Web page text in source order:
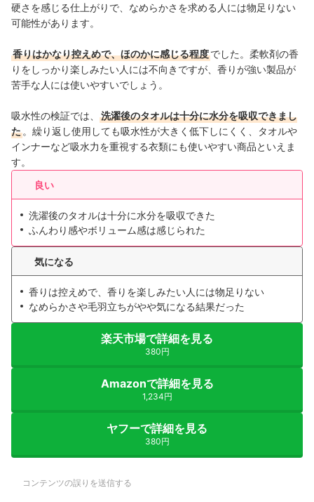
硬さを感じる仕上がりで、なめらかさを求める人には物足りない
可能性があります。
香りはかなり控えめで、ほのかに感じる程度でした。柔軟剤の香
りをしっかり楽しみたい人には不向きですが、香りが強い製品が
苦手な人には使いやすいでしょう。
吸水性の検証では、
洗濯後のタオルは十分に水分を吸収できまし
た 。繰り返し使用しても吸水性が大きく低下しにくく、タオルや
インナーなど吸水力を重視する衣類にも使いやすい商品といえま
す。
良い
洗濯後のタオルは十分に水分を吸収できた
ふんわり感やボリューム感は感じられた
気になる
香りは控えめで、香りを楽しみたい人には物足りない
なめらかさや毛羽立ちがやや気になる結果だった
楽天市場で詳細を見る
380円
Amazonで詳細を見る
1,234円
ヤフーで詳細を見る
380円
コンテンツの誤りを送信する